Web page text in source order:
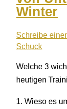
für
erfolgreiche
Winter
Schreibe
Schuck
Welche 3
heutigen
1. Wieso es